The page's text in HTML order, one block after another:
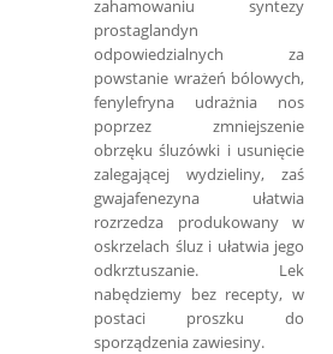
zahamowaniu syntezy
prostaglandyn
odpowiedzialnych za
powstanie wrażeń bólowych,
fenylefryna udrażnia nos
poprzez zmniejszenie
obrzęku śluzówki i usunięcie
zalegającej wydzieliny, zaś
gwajafenezyna ułatwia
rozrzedza produkowany w
oskrzelach śluz i ułatwia jego
odkrztuszanie. Lek
nabędziemy bez recepty, w
postaci proszku do
sporządzenia zawiesiny.